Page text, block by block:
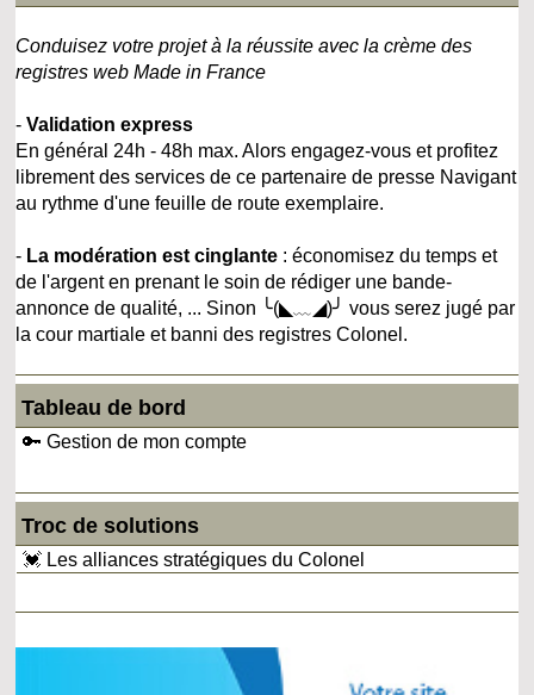
Conduisez votre projet à la réussite avec la crème des
registres web Made in France
-Validation express
En général 24h - 48h max. Alors engagez-vous et profitez
librement des services de ce partenaire de presse Navigant
au rythme d'une feuille de route exemplaire.
- La modération est cinglante : économisez du temps et
de l'argent en prenant le soin de rédiger une bande-
annonce de qualité, ... Sinon ╰(◣﹏◢)╯ vous serez jugé par
la cour martiale et banni des registres Colonel.
Tableau de bord
🔑 Gestion de mon compte
Troc de solutions
💓 Les alliances stratégiques du Colonel